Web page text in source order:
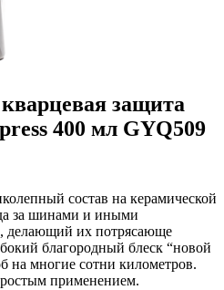
защита
400 мл GYQ509
состав на керамической
за шинами и иными
делающий их потрясающе
благородный блеск “новой
многие сотни километров.
применением.